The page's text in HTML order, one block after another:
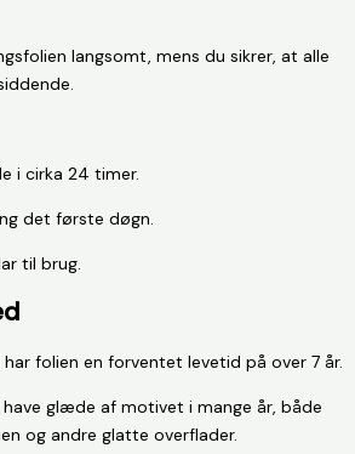
langsomt, mens du sikrer, at alle
i cirka 24 timer.
det første døgn.
til brug.
folien en forventet levetid på over 7 år.
glæde af motivet i mange år, både
og andre glatte overflader.